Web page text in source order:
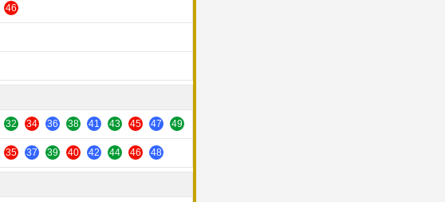
46
32 34 36 38 41 43 45 47 49
35 37 39 40 42 44 46 48